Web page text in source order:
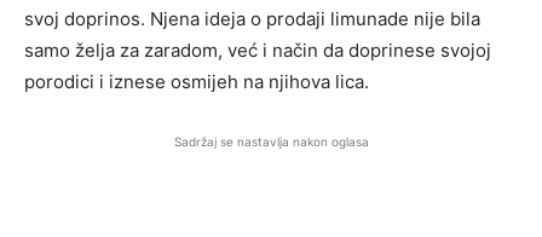
svoj doprinos. Njena ideja o prodaji limunade nije bila
samo želja za zaradom, već i način da doprinese svojoj
porodici i iznese osmijeh na njihova lica.
Sadržaj se nastavlja nakon oglasa